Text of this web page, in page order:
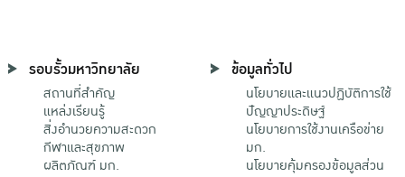
รอบรั้วมหาวิทยาลัย
สถานที่สำคัญ
แหล่งเรียนรู้
สิ่งอำนวยความสะดวก
กีฬาและสุขภาพ
ผลิตภัณฑ์ มก.
ข้อมูลทั่วไป
นโยบายและแนวปฏิบัติการใช้
ปัญญาประดิษฐ์
นโยบายการใช้งานเครือข่าย
มก.
นโยบายคุ้มครองข้อมูลส่วน